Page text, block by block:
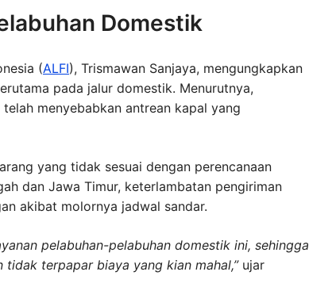
Domestik
(ALFI), Trismawan Sanjaya, mengungkapkan
pada jalur domestik. Menurutnya,
menyebabkan antrean kapal yang
yang tidak sesuai dengan perencanaan
dan Jawa Timur, keterlambatan pengiriman
akibat molornya jadwal sandar.
pelabuhan-pelabuhan domestik ini, sehingga
terpapar biaya yang kian mahal,”ujar